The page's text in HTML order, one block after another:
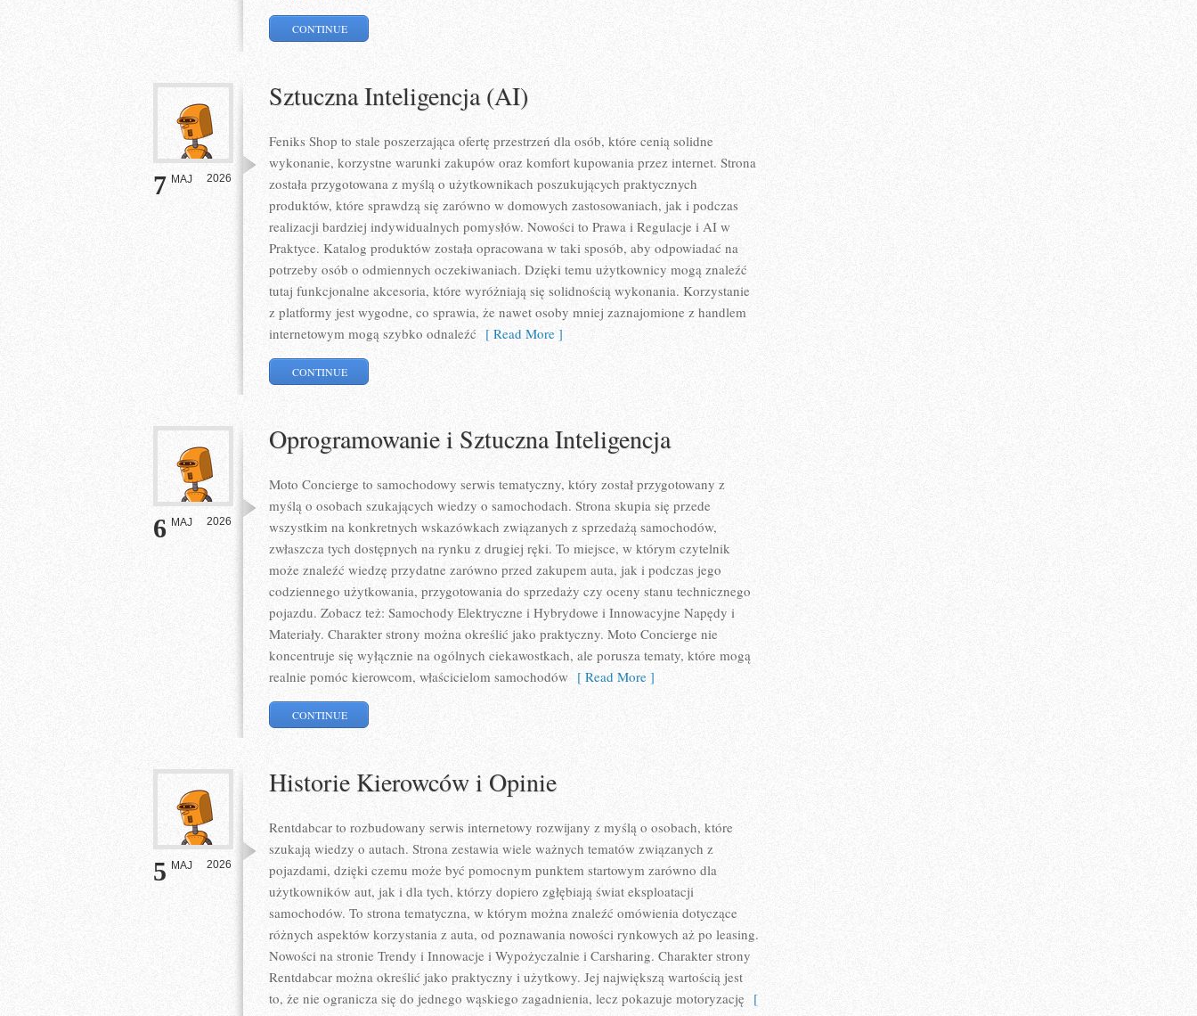
CONTINUE
7 MAJ 2026
Sztuczna Inteligencja (AI)
Feniks Shop to stale poszerzająca ofertę przestrzeń dla osób, które cenią solidne
wykonanie, korzystne warunki zakupów oraz komfort kupowania przez internet. Strona
została przygotowana z myślą o użytkownikach poszukujących praktycznych
produktów, które sprawdzą się zarówno w domowych zastosowaniach, jak i podczas
realizacji bardziej indywidualnych pomysłów. Nowości to Prawa i Regulacje i AI w
Praktyce. Katalog produktów została opracowana w taki sposób, aby odpowiadać na
potrzeby osób o odmiennych oczekiwaniach. Dzięki temu użytkownicy mogą znaleźć
tutaj funkcjonalne akcesoria, które wyróżniają się solidnością wykonania. Korzystanie
z platformy jest wygodne, co sprawia, że nawet osoby mniej zaznajomione z handlem
internetowym mogą szybko odnaleźć [ Read More ]
CONTINUE
6 MAJ 2026
Oprogramowanie i Sztuczna Inteligencja
Moto Concierge to samochodowy serwis tematyczny, który został przygotowany z
myślą o osobach szukających wiedzy o samochodach. Strona skupia się przede
wszystkim na konkretnych wskazówkach związanych z sprzedażą samochodów,
zwłaszcza tych dostępnych na rynku z drugiej ręki. To miejsce, w którym czytelnik
może znaleźć wiedzę przydatne zarówno przed zakupem auta, jak i podczas jego
codziennego użytkowania, przygotowania do sprzedaży czy oceny stanu technicznego
pojazdu. Zobacz też: Samochody Elektryczne i Hybrydowe i Innowacyjne Napędy i
Materiały. Charakter strony można określić jako praktyczny. Moto Concierge nie
koncentruje się wyłącznie na ogólnych ciekawostkach, ale porusza tematy, które mogą
realnie pomóc kierowcom, właścicielom samochodów [ Read More ]
CONTINUE
5 MAJ 2026
Historie Kierowców i Opinie
Rentdabcar to rozbudowany serwis internetowy rozwijany z myślą o osobach, które
szukają wiedzy o autach. Strona zestawia wiele ważnych tematów związanych z
pojazdami, dzięki czemu może być pomocnym punktem startowym zarówno dla
użytkowników aut, jak i dla tych, którzy dopiero zgłębiają świat eksploatacji
samochodów. To strona tematyczna, w którym można znaleźć omówienia dotyczące
różnych aspektów korzystania z auta, od poznawania nowości rynkowych aż po leasing.
Nowości na stronie Trendy i Innowacje i Wypożyczalnie i Carsharing. Charakter strony
Rentdabcar można określić jako praktyczny i użytkowy. Jej największą wartością jest
to, że nie ogranicza się do jednego wąskiego zagadnienia, lecz pokazuje motoryzację [